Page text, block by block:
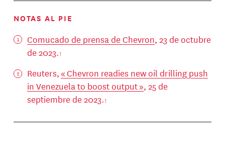
NOTAS AL PIE
Comucado de prensa de Chevron, 23 de octubre
de 2023.
Reuters,« Chevron readies new oil drilling push
in Venezuela to boost output », 25 de
septiembre de 2023.